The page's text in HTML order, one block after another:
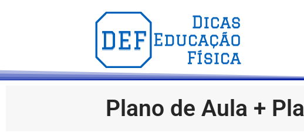
Plano de Aula +